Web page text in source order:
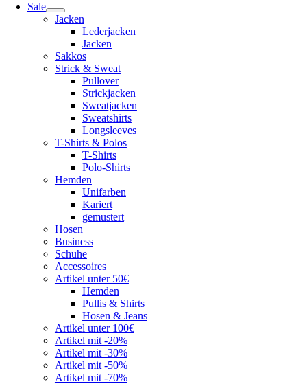
Sale
Jacken
Lederjacken
Jacken
Sakkos
Strick & Sweat
Pullover
Strickjacken
Sweatjacken
Sweatshirts
Longsleeves
T-Shirts & Polos
T-Shirts
Polo-Shirts
Hemden
Unifarben
Kariert
gemustert
Hosen
Business
Schuhe
Accessoires
Artikel unter 50€
Hemden
Pullis & Shirts
Hosen & Jeans
Artikel unter 100€
Artikel mit -20%
Artikel mit -30%
Artikel mit -50%
Artikel mit -70%